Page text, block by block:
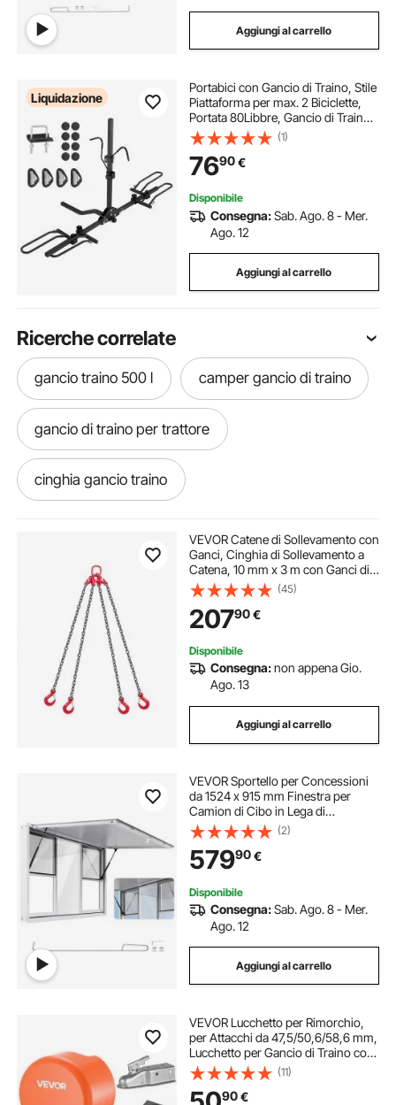
Aggiungi al carrello
Liquidazione
Portabici con Gancio di Traino, Stile
Piattaforma per max. 2 Biciclette,
Portata 80Libbre, Gancio di Traino
per Ricevitore1,25/2 Pollici,
Portabici Pieghevole per Auto, SUV,
Camion, Camper,
(1)
7690€
Disponibile
Consegna:Sab. Ago. 8 - Mer.
Ago. 12
Aggiungi al carrello
Ricerche correlate
gancio traino 500 l camper gancio di traino
gancio di traino per trattore
cinghia gancio traino
gancio traino lungo
bulloni per gancio traino
portabagagli per gancio traino
gancio per gancio traino
portabagagli da gancio traino
ricevitore x gancio traino
gancio di traino a 3 punti
VEVOR Catene di Sollevamento con
Ganci, Cinghia di Sollevamento a
Catena, 10 mm x 3 m con Ganci di
Presa a 4 Gambe, Catena per Gru in
Lega di Acciaio G80, Capacità di
10,4 T, per Traino del Carico
(45)
20790€
Disponibile
Consegna:non appena Gio.
Ago. 13
Aggiungi al carrello
VEVOR Sportello per Concessioni
da 1524 x 915 mm Finestra per
Camion di Cibo in Lega di
Alluminio, Apertura Fino a 85 Gradi
con 6 Finestre Scorrevoli, Porta a
Tenda e Gancio di Traino
(2)
57990€
Disponibile
Consegna:Sab. Ago. 8 - Mer.
Ago. 12
Aggiungi al carrello
VEVOR Lucchetto per Rimorchio,
per Attacchi da 47,5/50,6/58,6 mm,
Lucchetto per Gancio di Traino con
4 Chiavi, Resistente allo Scasso e
Alla Corrosione, Compatibile
Giunto a Sfera a Bordo Piatto
(11)
90€